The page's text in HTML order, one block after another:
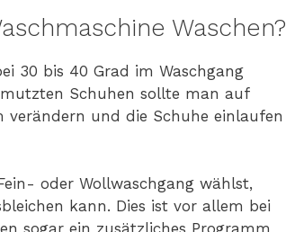
Waschen?
30 bis 40 Grad im Waschgang
Schuhen sollte man auf
verändern und die Schuhe einlaufen
oder Wollwaschgang wählst,
kann. Dies ist vor allem bei